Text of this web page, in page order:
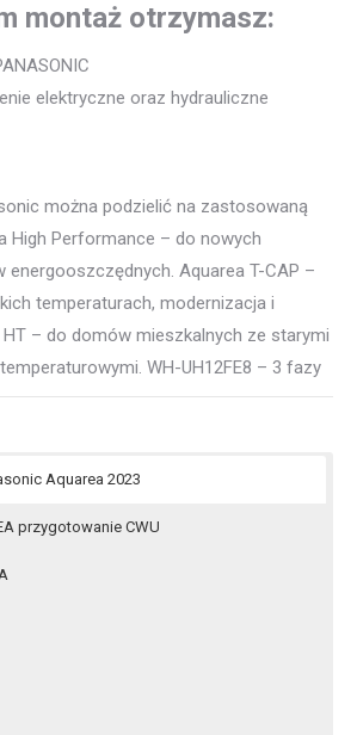
montaż otrzymasz:
elektryczne oraz hydrauliczne
można podzielić na zastosowaną
High Performance – do nowych
energooszczędnych. Aquarea T-CAP –
temperaturach, modernizacja i
– do domów mieszkalnych ze starymi
WH-UH12FE8 – 3 fazy
Aquarea 2023
przygotowanie CWU